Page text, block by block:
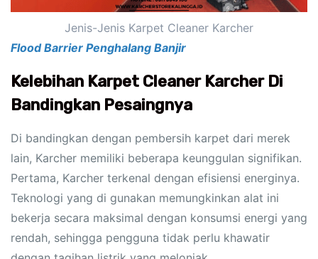
Jenis-Jenis Karpet Cleaner Karcher
Flood Barrier Penghalang Banjir
Kelebihan Karpet Cleaner Karcher Di
Bandingkan Pesaingnya
Di bandingkan dengan pembersih karpet dari merek
lain, Karcher memiliki beberapa keunggulan signifikan.
Pertama, Karcher terkenal dengan efisiensi energinya.
Teknologi yang di gunakan memungkinkan alat ini
bekerja secara maksimal dengan konsumsi energi yang
rendah, sehingga pengguna tidak perlu khawatir